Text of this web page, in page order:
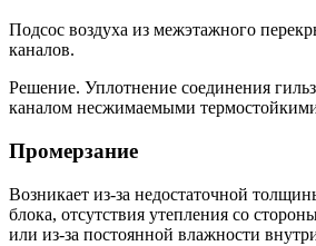
Подсос воздуха из межэтажного
каналов.
Решение. Уплотнение соединения
каналом несжимаемыми
Промерзание
Возникает из-за недостаточной
блока, отсутствия утепления со
или из-за постоянной влажности